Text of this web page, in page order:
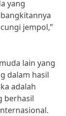
yang
jempol,”
lain yang
dalam hasil
adalah
berhasil